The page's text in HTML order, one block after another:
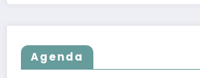
Agenda